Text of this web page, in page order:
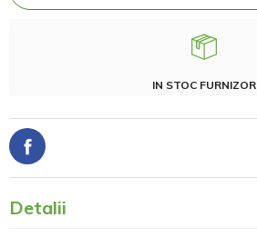
IN STOC FURNIZOR
Detalii